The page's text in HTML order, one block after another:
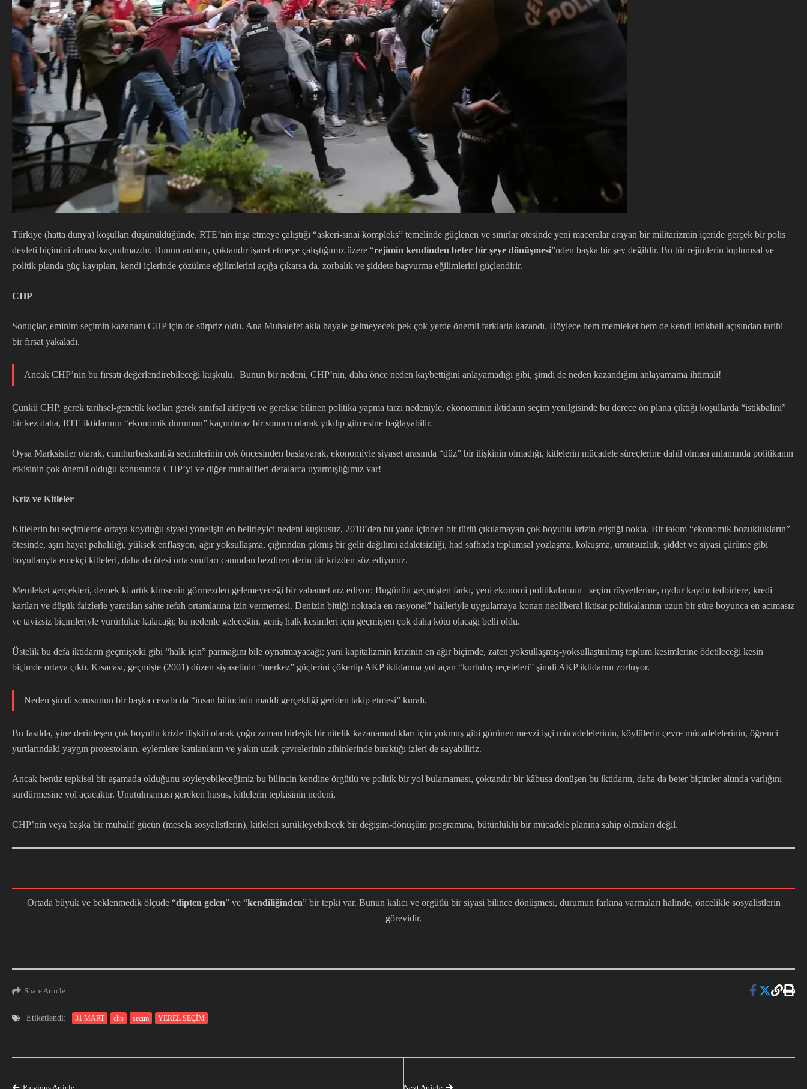
Türkiye (hatta dünya) koşulları düşünüldüğünde, RTE’nin inşa etmeye çalıştığı “askeri-sınai kompleks” temelinde güçlenen ve sınırlar ötesinde yeni maceralar arayan bir militarizmin içeride gerçek bir polis
devleti biçimini alması kaçınılmazdır. Bunun anlamı, çoktandır işaret etmeye çalıştığımız üzere “rejimin kendinden beter bir şeye dönüşmesi”nden başka bir şey değildir. Bu tür rejimlerin toplumsal ve
politik planda güç kayıpları, kendi içlerinde çözülme eğilimlerini açığa çıkarsa da, zorbalık ve şiddete başvurma eğilimlerini güçlendirir.
CHP
Sonuçlar, eminim seçimin kazananı CHP için de sürpriz oldu. Ana Muhalefet akla hayale gelmeyecek pek çok yerde önemli farklarla kazandı. Böylece hem memleket hem de kendi istikbali açısından tarihi
bir fırsat yakaladı.
Ancak CHP’nin bu fırsatı değerlendirebileceği kuşkulu. Bunun bir nedeni, CHP’nin, daha önce neden kaybettiğini anlayamadığı gibi, şimdi de neden kazandığını anlayamama ihtimali!
Çünkü CHP, gerek tarihsel-genetik kodları gerek sınıfsal aidiyeti ve gerekse bilinen politika yapma tarzı nedeniyle, ekonominin iktidarın seçim yenilgisinde bu derece ön plana çıktığı koşullarda “istikbalini”
bir kez daha, RTE iktidarının “ekonomik durumun” kaçınılmaz bir sonucu olarak yıkılıp gitmesine bağlayabilir.
Oysa Marksistler olarak, cumhurbaşkanlığı seçimlerinin çok öncesinden başlayarak, ekonomiyle siyaset arasında “düz” bir ilişkinin olmadığı, kitlelerin mücadele süreçlerine dahil olması anlamında politikanın
etkisinin çok önemli olduğu konusunda CHP’yi ve diğer muhalifleri defalarca uyarmışlığımız var!
Kriz ve Kitleler
Kitlelerin bu seçimlerde ortaya koyduğu siyasi yönelişin en belirleyici nedeni kuşkusuz, 2018’den bu yana içinden bir türlü çıkılamayan çok boyutlu krizin eriştiği nokta. Bir takım “ekonomik bozuklukların”
ötesinde, aşırı hayat pahalılığı, yüksek enflasyon, ağır yoksullaşma, çığırından çıkmış bir gelir dağılımı adaletsizliği, had safhada toplumsal yozlaşma, kokuşma, umutsuzluk, şiddet ve siyasi çürüme gibi
boyutlarıyla emekçi kitleleri, daha da ötesi orta sınıfları canından bezdiren derin bir krizden söz ediyoruz.
Memleket gerçekleri, demek ki artık kimsenin görmezden gelemeyeceği bir vahamet arz ediyor: Bugünün geçmişten farkı, yeni ekonomi politikalarının seçim rüşvetlerine, uydur kaydır tedbirlere, kredi
kartları ve düşük faizlerle yaratılan sahte refah ortamlarına izin vermemesi. Denizin bittiği noktada en rasyonel” halleriyle uygulamaya konan neoliberal iktisat politikalarının uzun bir süre boyunca en acımasız
ve tavizsiz biçimleriyle yürürlükte kalacağı; bu nedenle geleceğin, geniş halk kesimleri için geçmişten çok daha kötü olacağı belli oldu.
Üstelik bu defa iktidarın geçmişteki gibi “halk için” parmağını bile oynatmayacağı; yani kapitalizmin krizinin en ağır biçimde, zaten yoksullaşmış-yoksullaştırılmış toplum kesimlerine ödetileceği kesin
biçimde ortaya çıktı. Kısacası, geçmişte (2001) düzen siyasetinin “merkez” güçlerini çökertip AKP iktidarına yol açan “kurtuluş reçeteleri” şimdi AKP iktidarını zorluyor.
Neden şimdi sorusunun bir başka cevabı da “insan bilincinin maddi gerçekliği geriden takip etmesi” kuralı.
Bu fasılda, yine derinleşen çok boyutlu krizle ilişkili olarak çoğu zaman birleşik bir nitelik kazanamadıkları için yokmuş gibi görünen mevzi işçi mücadelelerinin, köylülerin çevre mücadelelerinin, öğrenci
yurtlarındaki yaygın protestoların, eylemlere katılanların ve yakın uzak çevrelerinin zihinlerinde bıraktığı izleri de sayabiliriz.
Ancak henüz tepkisel bir aşamada olduğunu söyleyebileceğimiz bu bilincin kendine örgütlü ve politik bir yol bulamaması, çoktandır bir kâbusa dönüşen bu iktidarın, daha da beter biçimler altında varlığını
sürdürmesine yol açacaktır. Unutulmaması gereken husus, kitlelerin tepkisinin nedeni,
CHP’nin veya başka bir muhalif gücün (mesela sosyalistlerin), kitleleri sürükleyebilecek bir değişim-dönüşüm programına, bütünlüklü bir mücadele planına sahip olmaları değil.
Ortada büyük ve beklenmedik ölçüde “dipten gelen” ve “kendiliğinden” bir tepki var. Bunun kalıcı ve örgütlü bir siyasi bilince dönüşmesi, durumun farkına varmaları halinde, öncelikle sosyalistlerin
görevidir.
Share Article
Etiketlendi: 31 MART chp seçim YEREL SEÇİM